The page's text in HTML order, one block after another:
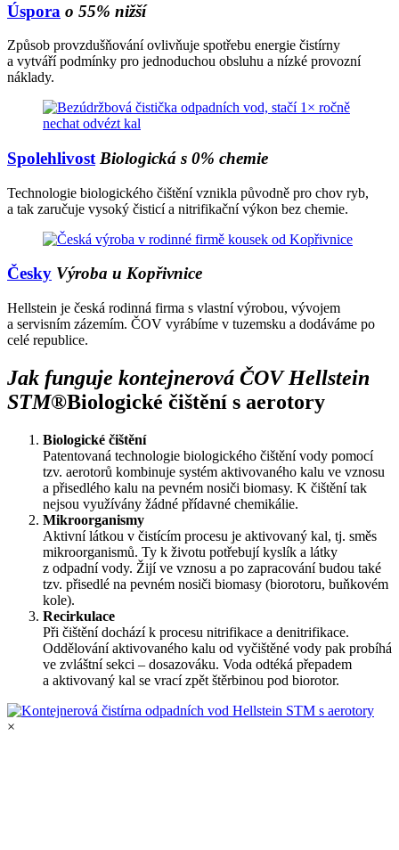
Úspora o 55% nižší
Způsob provzdušňování ovlivňuje spotřebu energie čistírny
a vytváří podmínky pro jednoduchou obsluhu a nízké provozní
náklady.
Spolehlivost Biologická s 0% chemie
Technologie biologického čištění vznikla původně pro chov ryb,
a tak zaručuje vysoký čisticí a nitrifikační výkon bez chemie.
Česky Výroba u Kopřivnice
Hellstein je česká rodinná firma s vlastní výrobou, vývojem
a servisním zázemím. ČOV vyrábíme v tuzemsku a dodáváme po
celé republice.
Jak funguje kontejnerová ČOV Hellstein
STM®Biologické čištění s aerotory
Biologické čištění
Patentovaná technologie biologického čištění vody pomocí
tzv. aerotorů kombinuje systém aktivovaného kalu ve vznosu
a přisedlého kalu na pevném nosiči biomasy. K čištění tak
nejsou využívány žádné přídavné chemikálie.
Mikroorganismy
Aktivní látkou v čistícím procesu je aktivovaný kal, tj. směs
mikroorganismů. Ty k životu potřebují kyslík a látky
z odpadní vody. Žijí ve vznosu a po zapracování budou také
tzv. přisedlé na pevném nosiči biomasy (biorotoru, buňkovém
kole).
Recirkulace
Při čištění dochází k procesu nitrifikace a denitrifikace.
Oddělování aktivovaného kalu od vyčištěné vody pak probíhá
ve zvláštní sekci – dosazováku. Voda odtéká přepadem
a aktivovaný kal se vrací zpět štěrbinou pod biorotor.
×